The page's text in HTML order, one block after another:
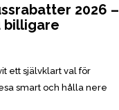
2026 –
billigare
ett självklart val för
smart och hålla nere